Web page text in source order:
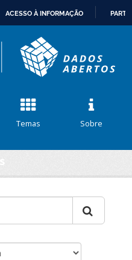
CONTEÚDO
ACESSO À INFORMAÇÃO
Temas Sobre